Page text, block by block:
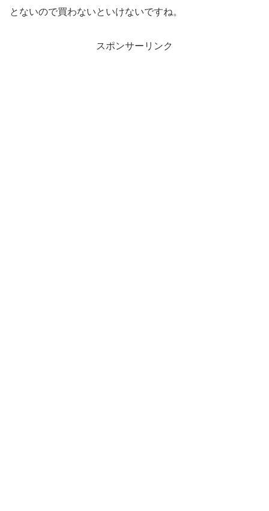
とないので買わないといけないですね。
スポンサーリンク